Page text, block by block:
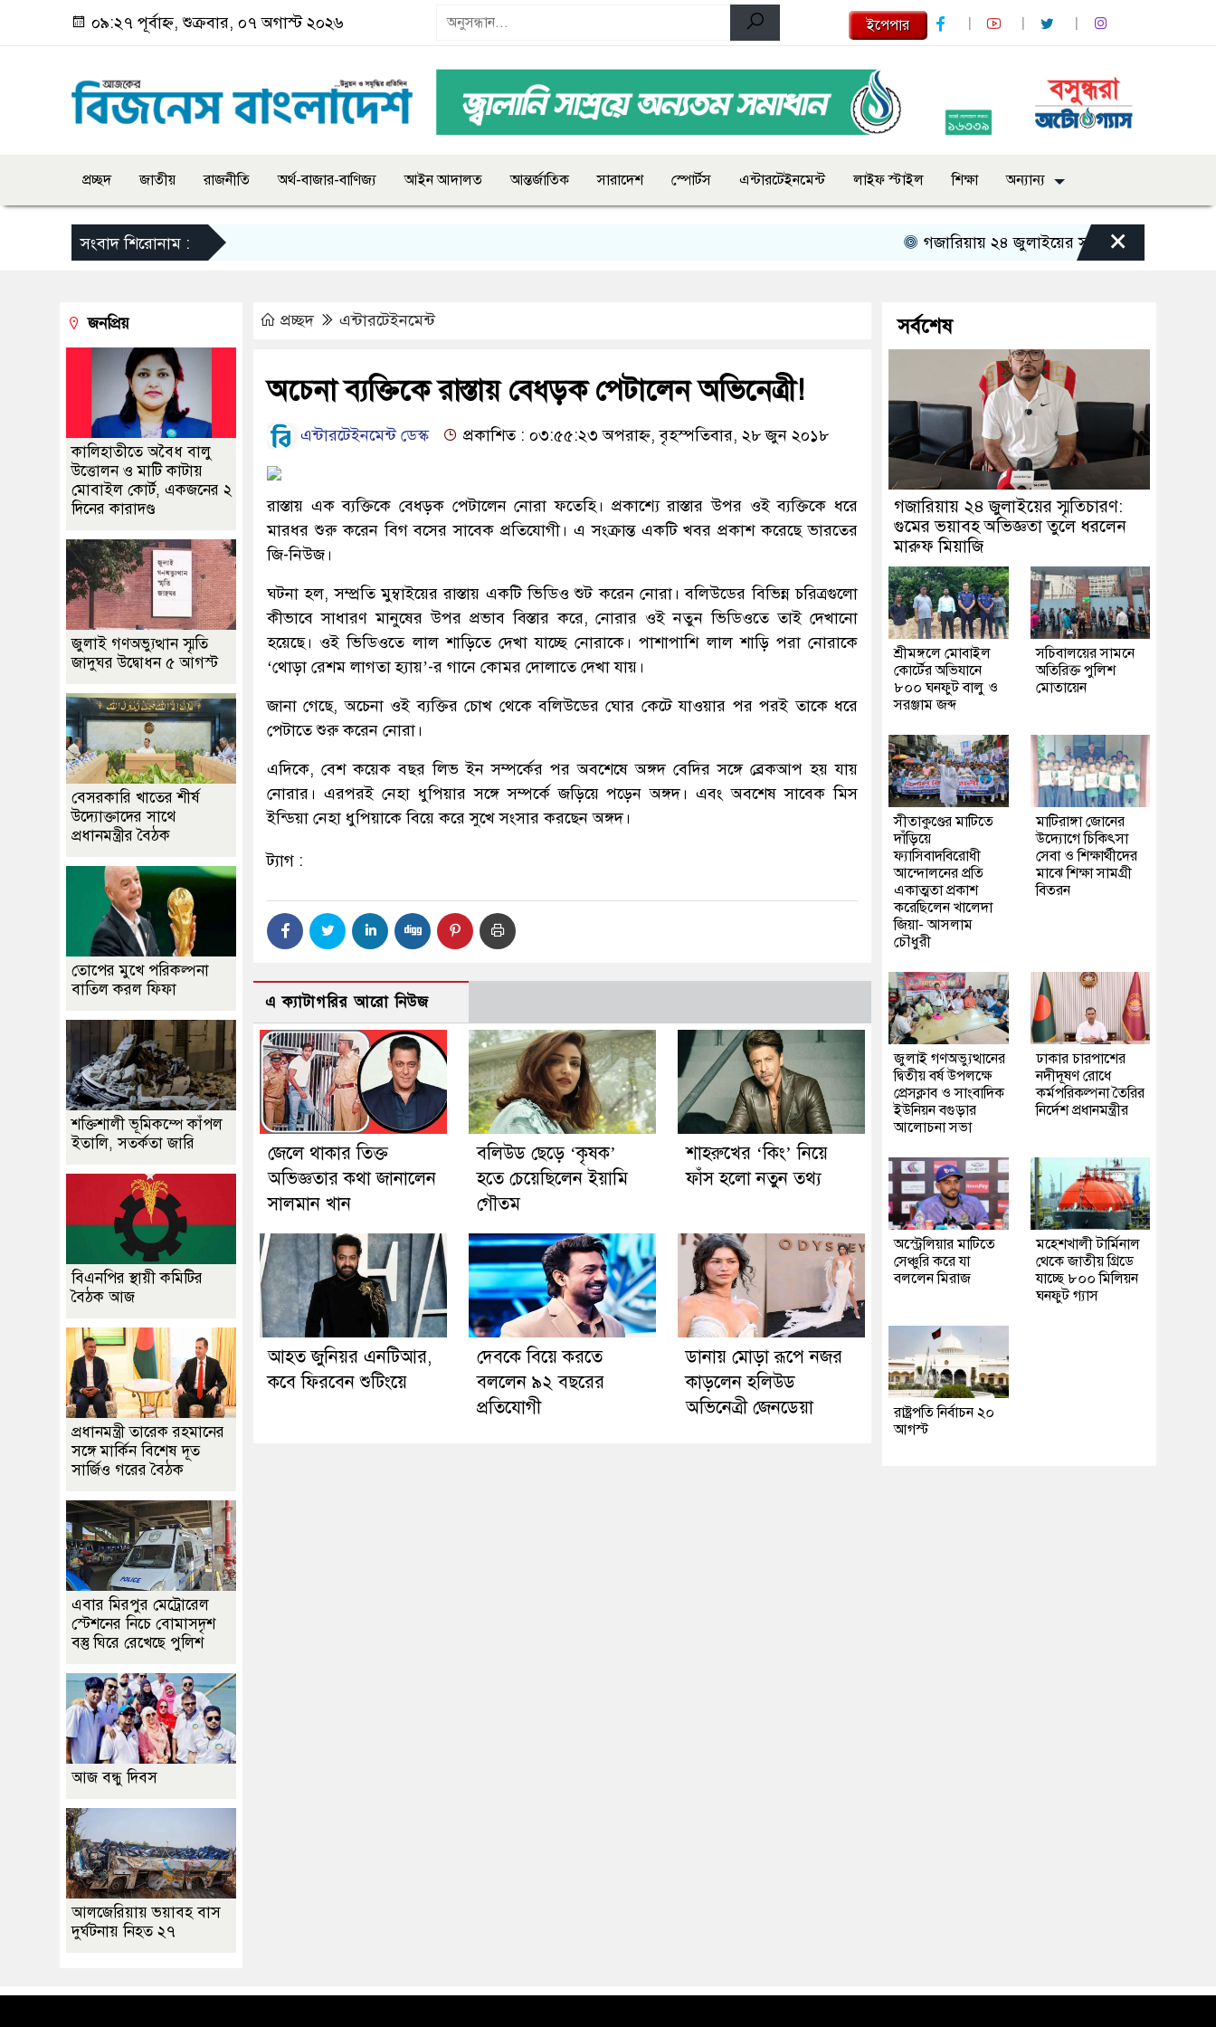
০৯:২৭ পূর্বাহ্ন, শুক্রবার, ০৭ অগাস্ট ২০২৬ ইপেপার
প্রচ্ছদ জাতীয় রাজনীতি অর্থ-বাজার-বাণিজ্য আইন আদালত আন্তর্জাতিক সারাদেশ স্পোর্টস এন্টারটেইনমেন্ট লাইফ স্টাইল শিক্ষা অন্যান্য
সংবাদ শিরোনাম : গজারিয়ায় ২৪ জুলাইয়ের স্মৃতিচারণ: গুমের ভয়াবহ
×
প্রচ্ছদ এন্টারটেইনমেন্ট
অচেনা ব্যক্তিকে রাস্তায় বেধড়ক পেটালেন অভিনেত্রী!
এন্টারটেইনমেন্ট ডেস্ক প্রকাশিত : ০৩:৫৫:২৩ অপরাহ্ন, বৃহস্পতিবার, ২৮ জুন ২০১৮
রাস্তায় এক ব্যক্তিকে বেধড়ক পেটালেন নোরা ফতেহি। প্রকাশ্যে রাস্তার উপর ওই ব্যক্তিকে ধরে
মারধর শুরু করেন বিগ বসের সাবেক প্রতিযোগী। এ সংক্রান্ত একটি খবর প্রকাশ করেছে ভারতের
জি-নিউজ।
ঘটনা হল, সম্প্রতি মুম্বাইয়ের রাস্তায় একটি ভিডিও শুট করেন নোরা। বলিউডের বিভিন্ন চরিত্রগুলো
কীভাবে সাধারণ মানুষের উপর প্রভাব বিস্তার করে, নোরার ওই নতুন ভিডিওতে তাই দেখানো
হয়েছে। ওই ভিডিওতে লাল শাড়িতে দেখা যাচ্ছে নোরাকে। পাশাপাশি লাল শাড়ি পরা নোরাকে
‘থোড়া রেশম লাগতা হ্যায়’-র গানে কোমর দোলাতে দেখা যায়।
জানা গেছে, অচেনা ওই ব্যক্তির চোখ থেকে বলিউডের ঘোর কেটে যাওয়ার পর পরই তাকে ধরে
পেটাতে শুরু করেন নোরা।
এদিকে, বেশ কয়েক বছর লিভ ইন সম্পর্কের পর অবশেষে অঙ্গদ বেদির সঙ্গে ব্রেকআপ হয় যায়
নোরার। এরপরই নেহা ধুপিয়ার সঙ্গে সম্পর্কে জড়িয়ে পড়েন অঙ্গদ। এবং অবশেষ সাবেক মিস
ইন্ডিয়া নেহা ধুপিয়াকে বিয়ে করে সুখে সংসার করছেন অঙ্গদ।
ট্যাগ :
এ ক্যাটাগরির আরো নিউজ
জেলে থাকার তিক্ত
অভিজ্ঞতার কথা জানালেন
সালমান খান
বলিউড ছেড়ে ‘কৃষক’
হতে চেয়েছিলেন ইয়ামি
গৌতম
শাহরুখের ‘কিং’ নিয়ে
ফাঁস হলো নতুন তথ্য
আহত জুনিয়র এনটিআর,
কবে ফিরবেন শুটিংয়ে
দেবকে বিয়ে করতে
বললেন ৯২ বছরের
প্রতিযোগী
ডানায় মোড়া রূপে নজর
কাড়লেন হলিউড
অভিনেত্রী জেনডেয়া
জনপ্রিয়
কালিহাতীতে অবৈধ বালু
উত্তোলন ও মাটি কাটায়
মোবাইল কোর্ট, একজনের ২
দিনের কারাদণ্ড
জুলাই গণঅভ্যুত্থান স্মৃতি
জাদুঘর উদ্বোধন ৫ আগস্ট
বেসরকারি খাতের শীর্ষ
উদ্যোক্তাদের সাথে
প্রধানমন্ত্রীর বৈঠক
তোপের মুখে পরিকল্পনা
বাতিল করল ফিফা
শক্তিশালী ভূমিকম্পে কাঁপল
ইতালি, সতর্কতা জারি
বিএনপির স্থায়ী কমিটির
বৈঠক আজ
প্রধানমন্ত্রী তারেক রহমানের
সঙ্গে মার্কিন বিশেষ দূত
সার্জিও গরের বৈঠক
এবার মিরপুর মেট্রোরেল
স্টেশনের নিচে বোমাসদৃশ
বস্তু ঘিরে রেখেছে পুলিশ
আজ বন্ধু দিবস
আলজেরিয়ায় ভয়াবহ বাস
দুর্ঘটনায় নিহত ২৭
সর্বশেষ
গজারিয়ায় ২৪ জুলাইয়ের স্মৃতিচারণ:
গুমের ভয়াবহ অভিজ্ঞতা তুলে ধরলেন
মারুফ মিয়াজি
শ্রীমঙ্গলে মোবাইল
কোর্টের অভিযানে
৮০০ ঘনফুট বালু ও
সরঞ্জাম জব্দ
সচিবালয়ের সামনে
অতিরিক্ত পুলিশ
মোতায়েন
সীতাকুণ্ডের মাটিতে
দাঁড়িয়ে
ফ্যাসিবাদবিরোধী
আন্দোলনের প্রতি
একাত্মতা প্রকাশ
করেছিলেন খালেদা
জিয়া- আসলাম
চৌধুরী
মাটিরাঙ্গা জোনের
উদ্যোগে চিকিৎসা
সেবা ও শিক্ষার্থীদের
মাঝে শিক্ষা সামগ্রী
বিতরন
জুলাই গণঅভ্যুত্থানের
দ্বিতীয় বর্ষ উপলক্ষে
প্রেসক্লাব ও সাংবাদিক
ইউনিয়ন বগুড়ার
আলোচনা সভা
ঢাকার চারপাশের
নদীদূষণ রোধে
কর্মপরিকল্পনা তৈরির
নির্দেশ প্রধানমন্ত্রীর
অস্ট্রেলিয়ার মাটিতে
সেঞ্চুরি করে যা
বললেন মিরাজ
মহেশখালী টার্মিনাল
থেকে জাতীয় গ্রিডে
যাচ্ছে ৮০০ মিলিয়ন
ঘনফুট গ্যাস
রাষ্ট্রপতি নির্বাচন ২০
আগস্ট